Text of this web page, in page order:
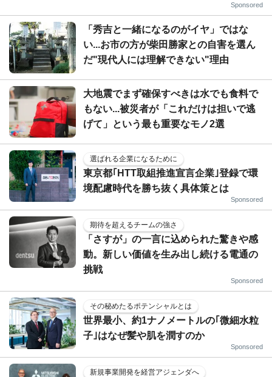
Sponsored
「秀吉と一緒になるのがイヤ」ではな
い...お市の方が柴田勝家との自害を選ん
だ"現代人には理解できない"理由
大地震でまず確保すべきは水でも食料で
もない...被災者が「これだけは担いで逃
げて」という最も重要なモノ2選
選ばれる企業になるために
東京都｢HTT取組推進宣言企業｣登録で環
境配慮時代を勝ち抜く具体策とは
Sponsored
期待を超えるチームの強さ
「さすが」の一言に込められた驚きや感
動。新しい価値を生み出し続ける電通の
挑戦
Sponsored
その秘めたるポテンシャルとは
世界最小、約1ナノメートルの｢微細水粒
子｣はなぜ髪や肌を潤すのか
Sponsored
新規事業開発を経営アジェンダへ